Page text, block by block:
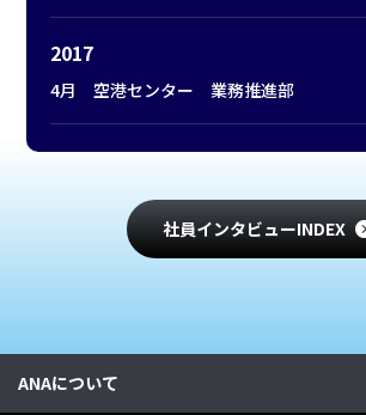
2017
4月 空港センター 業務推進部
社員インタビューINDEX
ANAについて